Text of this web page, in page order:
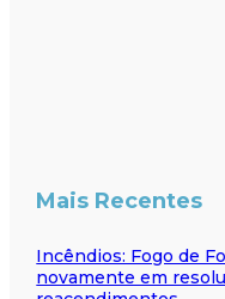
Mais Recentes
Incêndios: Fogo de
novamente em